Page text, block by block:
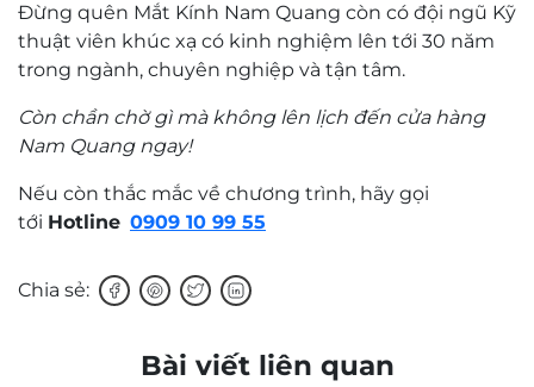
Đừng quên Mắt Kính Nam Quang còn có đội ngũ Kỹ
thuật viên khúc xạ có kinh nghiệm lên tới 30 năm
trong ngành, chuyên nghiệp và tận tâm.
Còn chần chờ gì mà không lên lịch đến cửa hàng
Nam Quang ngay!
Nếu còn thắc mắc về chương trình, hãy gọi
tới Hotline 0909 10 99 55
Chia sẻ:
Bài viết liên quan